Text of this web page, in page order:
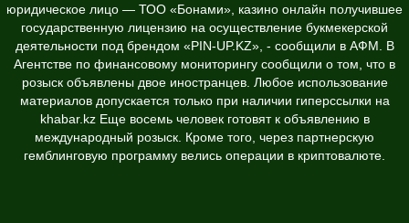
юридическое лицо — ТОО «Бонами», казино онлайн получившее
государственную лицензию на осуществление букмекерской
деятельности под брендом «PIN-UP.KZ», - сообщили в АФМ. В
Агентстве по финансовому мониторингу сообщили о том, что в
розыск объявлены двое иностранцев. Любое использование
материалов допускается только при наличии гиперссылки на
khabar.kz Еще восемь человек готовят к объявлению в
международный розыск. Кроме того, через партнерскую
гемблинговую программу велись операции в криптовалюте.